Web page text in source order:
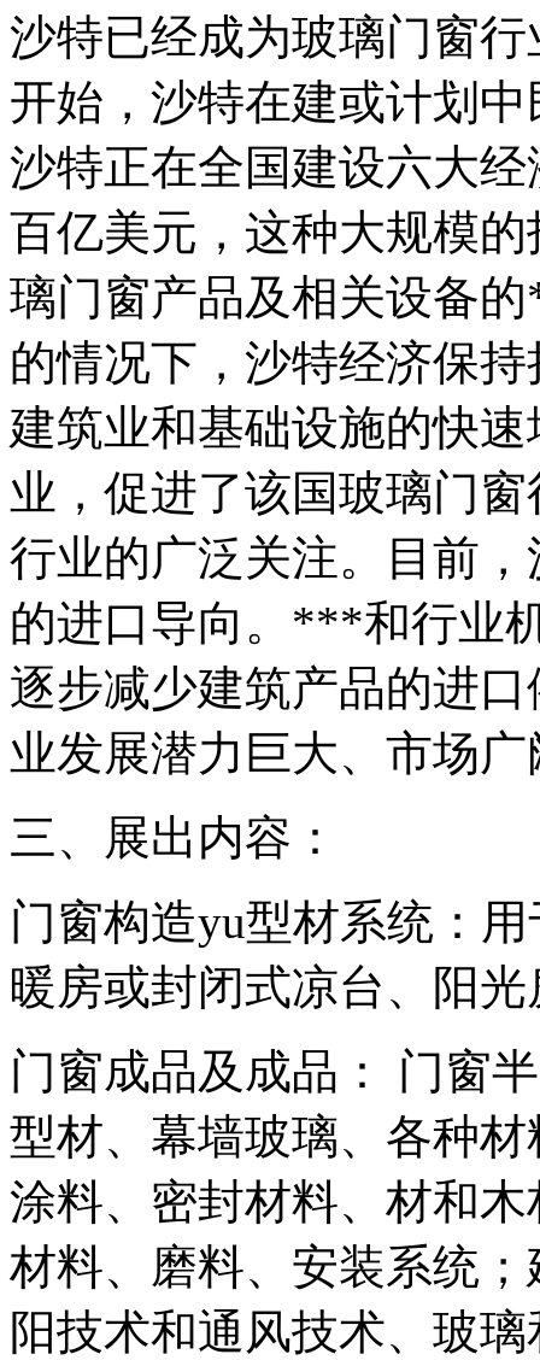
沙特已经成为玻璃门窗
开始，沙特在建或计划
沙特正在全国建设六大
百亿美元，这种大规模
璃门窗产品及相关设备
的情况下，沙特经济保
建筑业和基础设施的快
业，促进了该国玻璃门
行业的广泛关注。目前
的进口导向。***和行业
逐步减少建筑产品的进
业发展潜力巨大、市场
三、展出内容：
门窗构造yu型材系统：
暖房或封闭式凉台、阳光
门窗成品及成品： 门窗
型材、幕墙玻璃、各种
涂料、密封材料、材和
材料、磨料、安装系统
阳技术和通风技术、玻